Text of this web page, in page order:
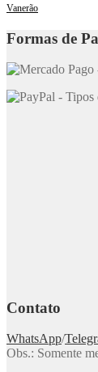
Vanerão
Formas de
Contato
WhatsApp/
Obs.: Somente